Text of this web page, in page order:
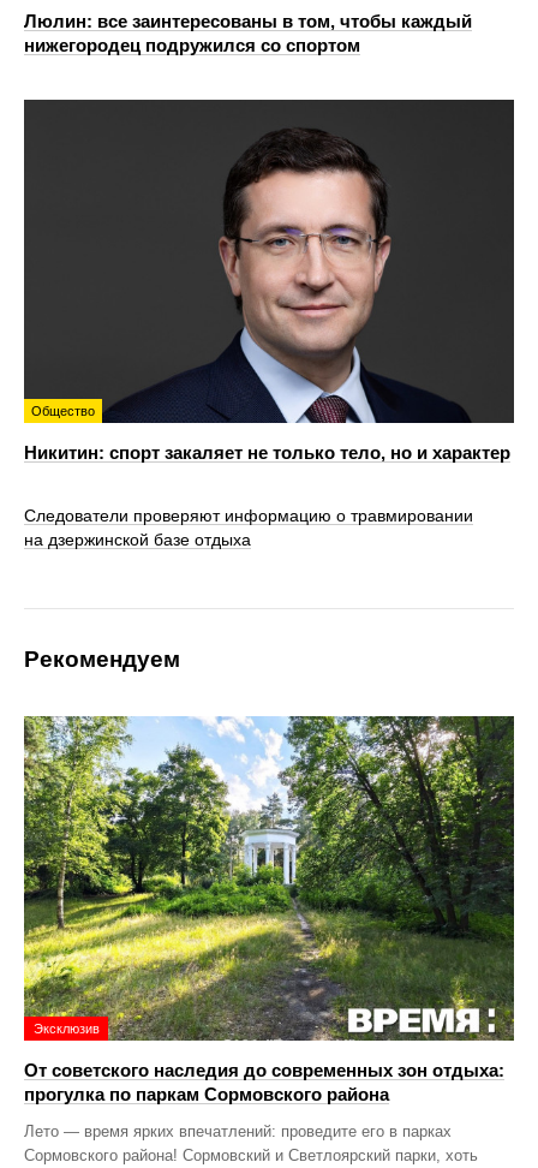
Люлин: все заинтересованы в том, чтобы каждый
нижегородец подружился со спортом
Общество
Никитин: спорт закаляет не только тело, но и характер
Следователи проверяют информацию о травмировании
на дзержинской базе отдыха
Рекомендуем
Эксклюзив
От советского наследия до современных зон отдыха:
прогулка по паркам Сормовского района
Лето — время ярких впечатлений: проведите его в парках
Сормовского района! Сормовский и Светлоярский парки, хоть